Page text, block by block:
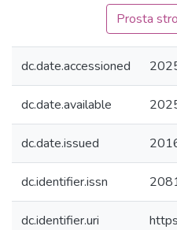
Prosta
dc.date.accessioned
dc.date.available
dc.date.issued
dc.identifier.issn
dc.identifier.uri